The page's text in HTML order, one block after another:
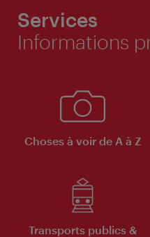
Services
Informations
Choses à voir de A à Z
Transports publics &